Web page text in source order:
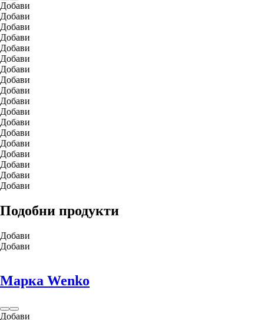
Добави
Добави
Добави
Добави
Добави
Добави
Добави
Добави
Добави
Добави
Добави
Добави
Добави
Добави
Добави
Добави
Добави
Добави
Подобни продукти
Добави
Добави
Марка Wenko
Добави